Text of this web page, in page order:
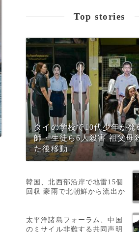
Top stories
タイの学校で10代少年が発
師・生徒ら6人殺害 祖父母
た後移動
韓国、北西部沿岸で地雷15個
回収 豪雨で北朝鮮から流出か
太平洋諸島フォーラム、中国
のミサイル非難する共同声明